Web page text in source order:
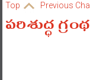
Top Previous
పరిశుద్ధ